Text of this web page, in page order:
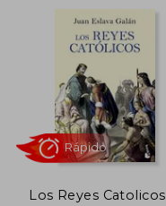
Rápido
Los Reyes Catolicos